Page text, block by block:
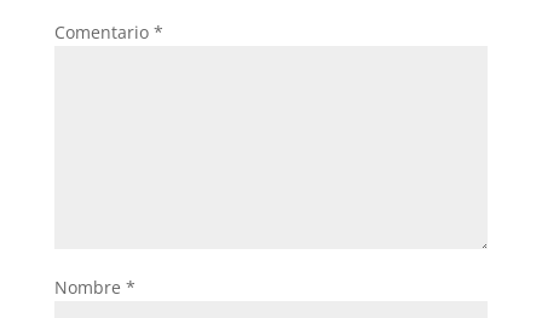
Comentario *
Nombre *